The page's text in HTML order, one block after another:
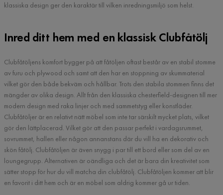
klassiska design ger den karaktär till vilken inredningsmiljö som helst.
Inred ditt hem med en klassisk Clubfåtölj
Clubfåtöljens komfort bygger på att fåtöljen oftast består av en stabil stomme
av furu och plywood och samt att den har en stoppning av skummaterial
vilket gör den både bekväm och hållbar. Trots den stabila stommen finns det
mängder av olika design. Allt från den klassiska chesterfield-designen till mer
modern design med raka linjer och med sammetstyg eller konstläder.
Clubfåtöljer är en relativt nätt möbel som inte tar särskilt mycket plats, vilket
gör den lättplacerad. Vilket gör att den passar perfekt i vardagsrummet,
sovrummet, hallen eller någon annanstans där du vill ha en dekorativ och
skön fåtölj. Clubfåtöljen är även snygg i par till ett bord eller som del av en
loungegrupp. Alternativen är oändliga och det är bara din kreativitet som
sätter stopp för hur du vill matcha din clubfåtölj. Clubfåtöljen kommer att blir
en favorit i ditt hem och är en möbel som aldrig kommer gå ur tiden.